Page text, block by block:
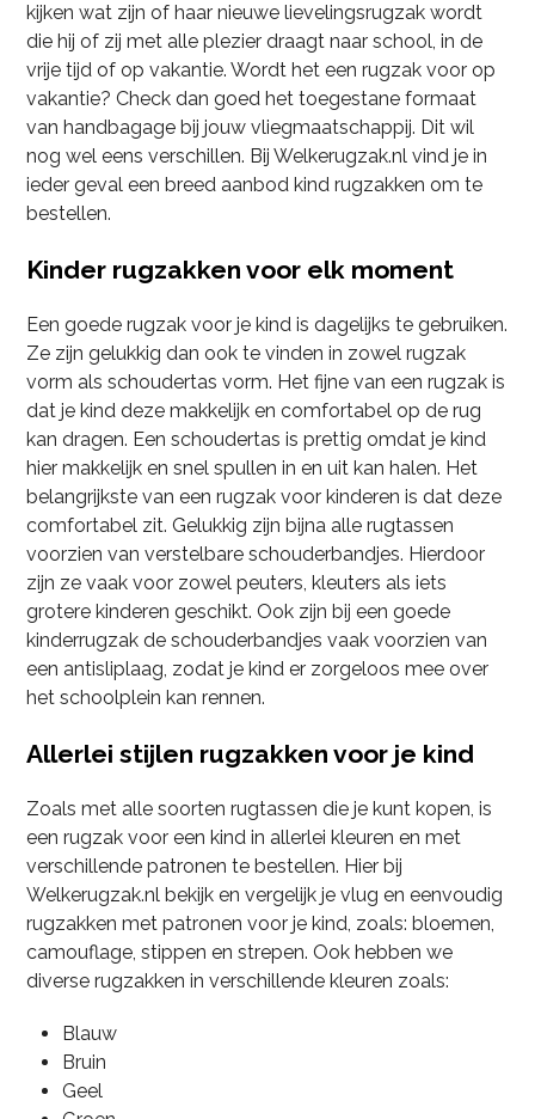
kijken wat zijn of haar nieuwe lievelingsrugzak wordt
die hij of zij met alle plezier draagt naar school, in de
vrije tijd of op vakantie. Wordt het een rugzak voor op
vakantie? Check dan goed het toegestane formaat
van handbagage bij jouw vliegmaatschappij. Dit wil
nog wel eens verschillen. Bij Welkerugzak.nl vind je in
ieder geval een breed aanbod kind rugzakken om te
bestellen.
Kinder rugzakken voor elk moment
Een goede rugzak voor je kind is dagelijks te gebruiken.
Ze zijn gelukkig dan ook te vinden in zowel rugzak
vorm als schoudertas vorm. Het fijne van een rugzak is
dat je kind deze makkelijk en comfortabel op de rug
kan dragen. Een schoudertas is prettig omdat je kind
hier makkelijk en snel spullen in en uit kan halen. Het
belangrijkste van een rugzak voor kinderen is dat deze
comfortabel zit. Gelukkig zijn bijna alle rugtassen
voorzien van verstelbare schouderbandjes. Hierdoor
zijn ze vaak voor zowel peuters, kleuters als iets
grotere kinderen geschikt. Ook zijn bij een goede
kinderrugzak de schouderbandjes vaak voorzien van
een antisliplaag, zodat je kind er zorgeloos mee over
het schoolplein kan rennen.
Allerlei stijlen rugzakken voor je kind
Zoals met alle soorten rugtassen die je kunt kopen, is
een rugzak voor een kind in allerlei kleuren en met
verschillende patronen te bestellen. Hier bij
Welkerugzak.nl bekijk en vergelijk je vlug en eenvoudig
rugzakken met patronen voor je kind, zoals: bloemen,
camouflage, stippen en strepen. Ook hebben we
diverse rugzakken in verschillende kleuren zoals:
Blauw
Bruin
Geel